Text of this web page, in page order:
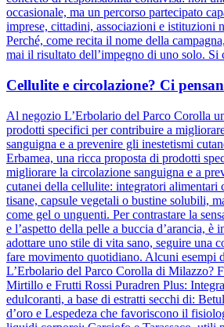
occasionale, ma un percorso partecipato
imprese, cittadini, associazioni e istituzioni
Perché, come recita il nome della
mai il risultato dell’impegno di uno solo. Si
Cellulite e circolazione? Ci
Al negozio L’Erbolario del Parco Corolla
prodotti specifici per contribuire a
sanguigna e a prevenire gli inestetismi
Erbamea, una ricca proposta di prodotti
migliorare la circolazione sanguigna e a
cutanei della cellulite: integratori alimentari
tisane, capsule vegetali o bustine solubili,
come gel o unguenti. Per contrastare la
e l’aspetto della pelle a buccia d’arancia, è
adottare uno stile di vita sano, seguire una
fare movimento quotidiano. Alcuni esempi
L’Erbolario del Parco Corolla di Milazzo?
Mirtillo e Frutti Rossi Puradren Plus:
edulcoranti, a base di estratti secchi di:
d’oro e Lespedeza che favoriscono il